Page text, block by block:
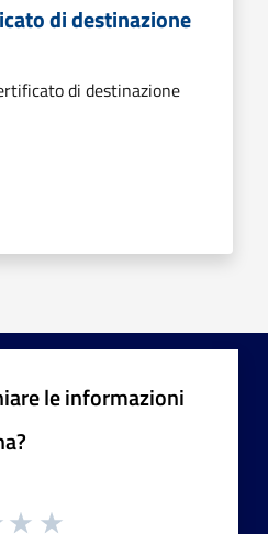
di destinazione
di destinazione
le informazioni